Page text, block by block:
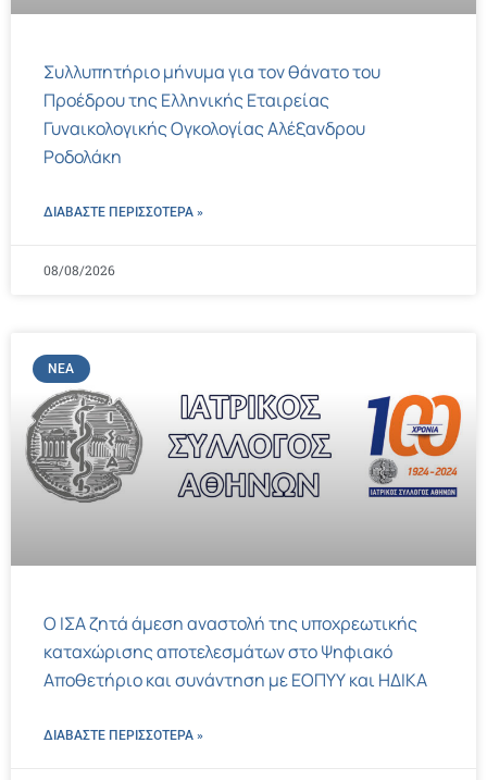
Συλλυπητήριο μήνυμα για τον θάνατο του
Προέδρου της Ελληνικής Εταιρείας
Γυναικολογικής Ογκολογίας Αλέξανδρου
Ροδολάκη
ΔΙΑΒΑΣΤΕ ΠΕΡΙΣΣΌΤΕΡΑ »
08/08/2026
ΝΈΑ
Ο ΙΣΑ ζητά άμεση αναστολή της υποχρεωτικής
καταχώρισης αποτελεσμάτων στο Ψηφιακό
Αποθετήριο και συνάντηση με ΕΟΠΥΥ και ΗΔΙΚΑ
ΔΙΑΒΑΣΤΕ ΠΕΡΙΣΣΌΤΕΡΑ »